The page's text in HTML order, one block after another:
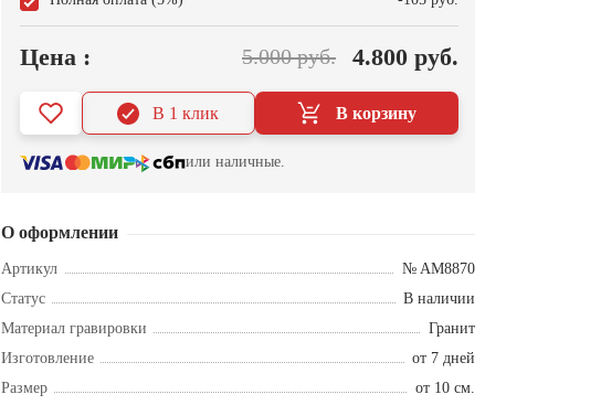
Цена : 5.000 руб. 4.800 руб.
В корзину
В 1 клик
или наличные.
О оформлении
Артикул
№ AM8870
Статус
В наличии
Материал гравировки
Гранит
Изготовление
от 7 дней
Размер
от 10 см.